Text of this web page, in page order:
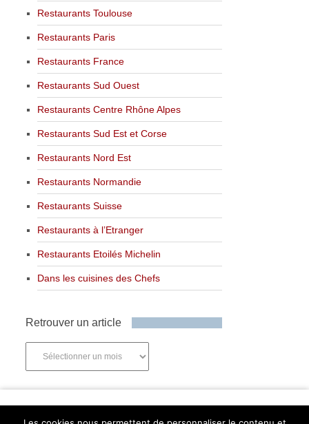
Restaurants Toulouse
Restaurants Paris
Restaurants France
Restaurants Sud Ouest
Restaurants Centre Rhône Alpes
Restaurants Sud Est et Corse
Restaurants Nord Est
Restaurants Normandie
Restaurants Suisse
Restaurants à l’Etranger
Restaurants Etoilés Michelin
Dans les cuisines des Chefs
Retrouver un article